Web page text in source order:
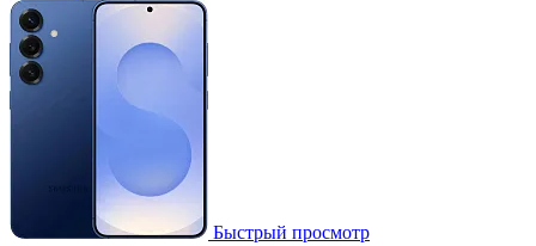
Быстрый просмотр